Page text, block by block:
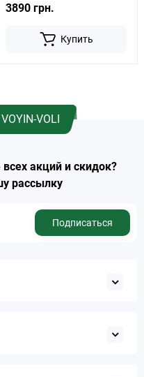
3890 грн.
Купить
VOLI
акций и скидок?
рассылку
Подписаться